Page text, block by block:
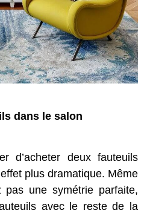
dans le salon
d’acheter deux fauteuils
plus dramatique. Même
une symétrie parfaite,
avec le reste de la